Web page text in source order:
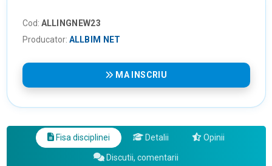
Cod: ALLINGNEW23
Producator: ALLBIM NET
MA INSCRIU
Fisa disciplinei Detalii Opinii
Discutii, comentarii